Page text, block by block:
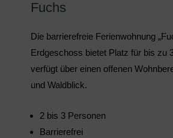
Fuchs
Die barrierefreie Ferienwohnung
Erdgeschoss bietet Platz für bis zu
verfügt über einen offenen
und Waldblick.
2 bis 3 Personen
Barrierefrei